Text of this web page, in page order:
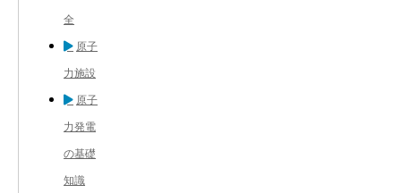
全
原子
力施設
原子
力発電
の基礎
知識